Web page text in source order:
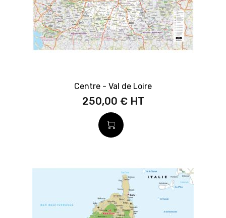
Centre - Val de Loire
250,00 €